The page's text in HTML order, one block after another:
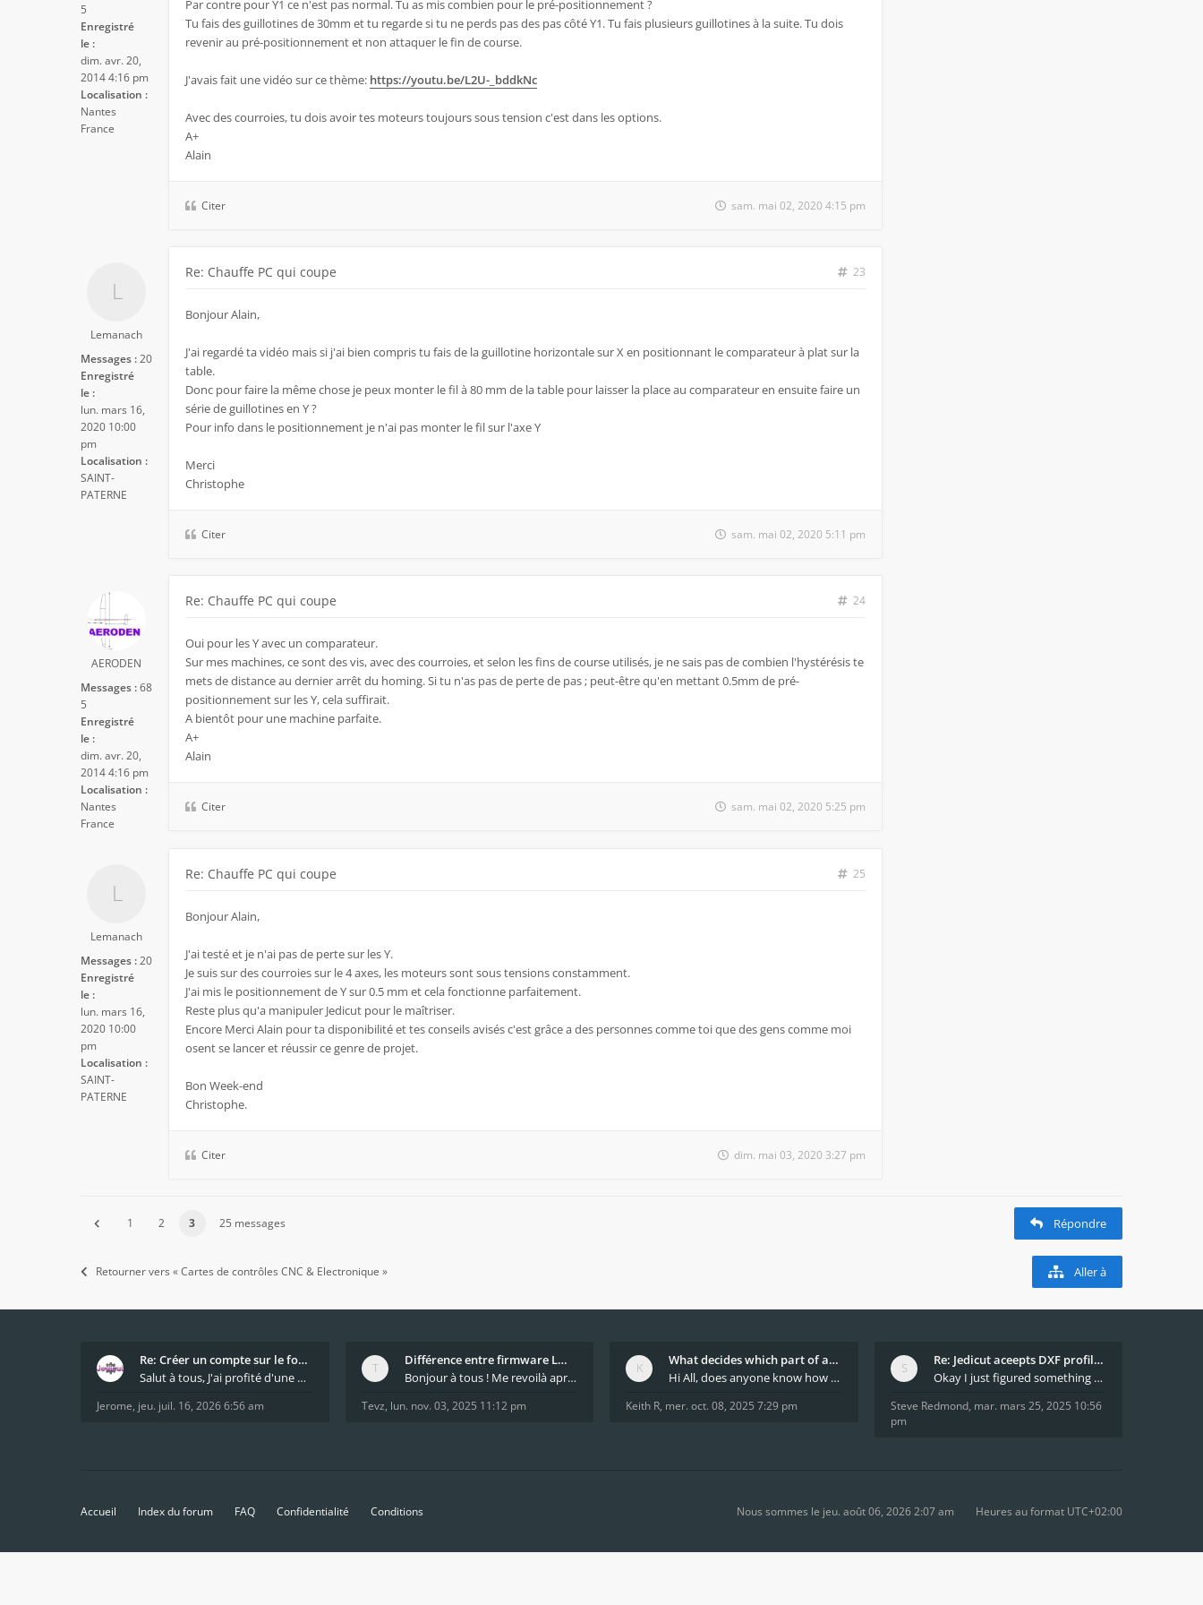
5
Enregistré
le :
dim. avr. 20,
2014 4:16 pm
Localisation :
Nantes
France
Par contre pour Y1 ce n'est pas normal. Tu as mis combien pour le pré-positionnement ?
Tu fais des guillotines de 30mm et tu regarde si tu ne perds pas des pas côté Y1. Tu fais plusieurs guillotines à la suite. Tu dois
revenir au pré-positionnement et non attaquer le fin de course.
J'avais fait une vidéo sur ce thème: https://youtu.be/L2U-_bddkNc
Avec des courroies, tu dois avoir tes moteurs toujours sous tension c'est dans les options.
A+
Alain
Citer sam. mai 02, 2020 4:15 pm
Lemanach
Messages :20
Enregistré
le :
lun. mars 16,
2020 10:00
pm
Localisation :
SAINT-
PATERNE
Re: Chauffe PC qui coupe 23
Bonjour Alain,
J'ai regardé ta vidéo mais si j'ai bien compris tu fais de la guillotine horizontale sur X en positionnant le comparateur à plat sur la
table.
Donc pour faire la même chose je peux monter le fil à 80 mm de la table pour laisser la place au comparateur en ensuite faire un
série de guillotines en Y ?
Pour info dans le positionnement je n'ai pas monter le fil sur l'axe Y
Merci
Christophe
Citer sam. mai 02, 2020 5:11 pm
AERODEN
Messages :68
5
Enregistré
le :
dim. avr. 20,
2014 4:16 pm
Localisation :
Nantes
France
Re: Chauffe PC qui coupe 24
Oui pour les Y avec un comparateur.
Sur mes machines, ce sont des vis, avec des courroies, et selon les fins de course utilisés, je ne sais pas de combien l'hystérésis te
mets de distance au dernier arrêt du homing. Si tu n'as pas de perte de pas ; peut-être qu'en mettant 0.5mm de pré-
positionnement sur les Y, cela suffirait.
A bientôt pour une machine parfaite.
A+
Alain
Citer sam. mai 02, 2020 5:25 pm
Lemanach
Messages :20
Enregistré
le :
lun. mars 16,
2020 10:00
pm
Localisation :
SAINT-
PATERNE
Re: Chauffe PC qui coupe 25
Bonjour Alain,
J'ai testé et je n'ai pas de perte sur les Y.
Je suis sur des courroies sur le 4 axes, les moteurs sont sous tensions constamment.
J'ai mis le positionnement de Y sur 0.5 mm et cela fonctionne parfaitement.
Reste plus qu'a manipuler Jedicut pour le maîtriser.
Encore Merci Alain pour ta disponibilité et tes conseils avisés c'est grâce a des personnes comme toi que des gens comme moi
osent se lancer et réussir ce genre de projet.
Bon Week-end
Christophe.
Citer dim. mai 03, 2020 3:27 pm
1 2 3 25 messages Répondre
Retourner vers « Cartes de contrôles CNC & Electronique » Aller à
Re: Créer un compte sur le forum / Create forum us
Salut à tous, J'ai profité d'une mise à jour du s
Jerome, jeu. juil. 16, 2026 6:56 am
Différence entre firmware LMFAO_V4_8_0 et du GRBL
Bonjour à tous ! Me revoilà après 5 ans de pause
Tevz, lun. nov. 03, 2025 11:12 pm
What decides which part of an airfoil is the extra
Hi All, does anyone know how Jedicut decides which
Keith R, mer. oct. 08, 2025 7:29 pm
Re: Jedicut aceepts DXF profile, but It won't cut
Okay I just figured something out. The profile p
Steve Redmond, mar. mars 25, 2025 10:56
pm
Accueil Index du forum FAQ Confidentialité Conditions Heures au format UTC+02:00
Nous sommes le jeu. août 06, 2026 2:07 am